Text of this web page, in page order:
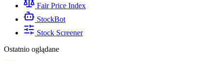
Fair Price Index
StockBot
Stock Screener
Ostatnio oglądane